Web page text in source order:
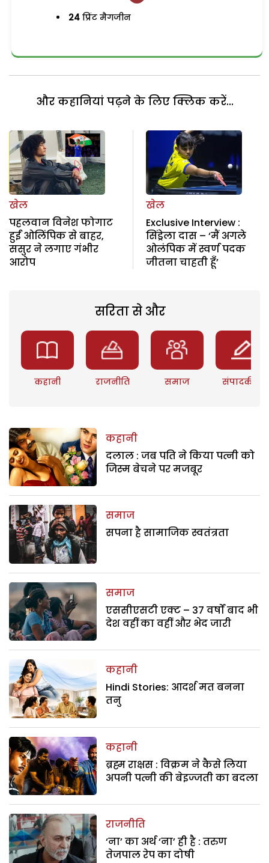
24 प्रिंट मैगजीन
और कहानियां पढ़ने के लिए क्लिक करें...
खेल
पहलवान विनेश फोगाट
हुईं ओलिंपिक से बाहर,
ससुर ने लगाए गंभीर
आरोप
खेल
Exclusive Interview :
सिंड्रेला दास – ‘मैं अगले
ओलंपिक में स्वर्ण पदक
जीतना चाहती हूँ’
सरिता से और
कहानी राजनीति समाज संपादकीय
कहानी
दलाल : जब पति ने किया पत्नी को
जिस्म बेचने पर मजबूर
समाज
सपना है सामाजिक स्वतंत्रता
समाज
एससीएसटी एक्ट – 37 वर्षों बाद भी
देश वहीं का वहीं और भेद जारी
कहानी
Hindi Stories: आदर्श मत बनना
तनु
कहानी
ब्रह्म राक्षस : विक्रम ने कैसे लिया
अपनी पत्नी की बेइज्जती का बदला
राजनीति
‘ना’ का अर्थ ‘ना’ ही है : तरुण
तेजपाल रेप का दोषी